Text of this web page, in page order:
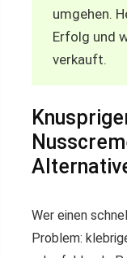
umgehen.
Erfolg und
verkauft.
Wer einen
Problem: